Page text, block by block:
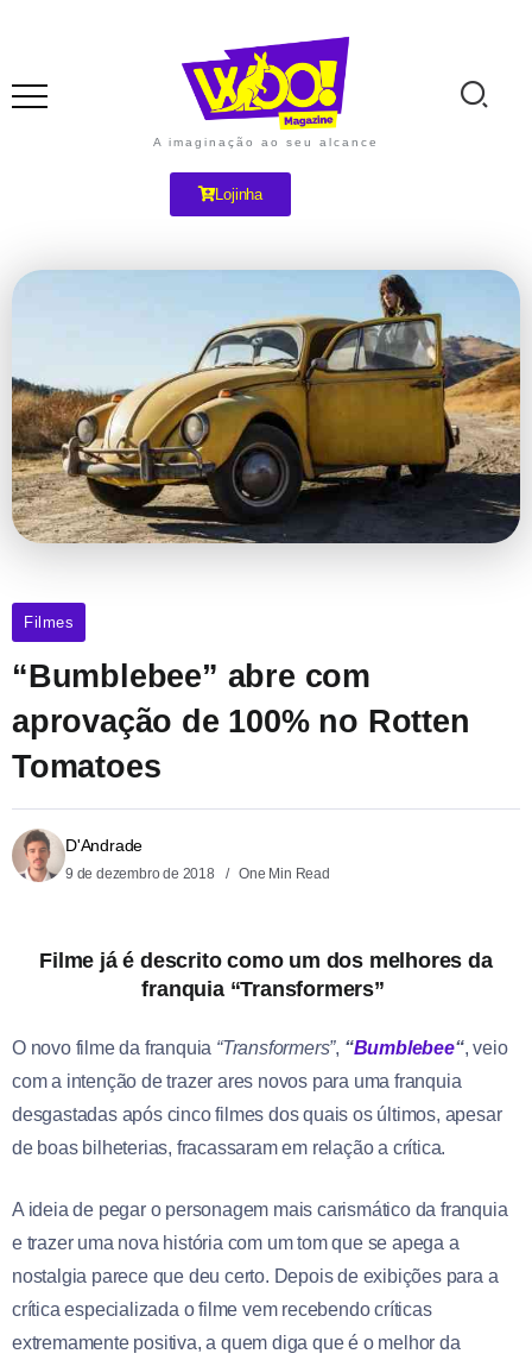
A imaginação ao seu alcance
Lojinha
Filmes
“Bumblebee” abre com
aprovação de 100% no Rotten
Tomatoes
D'Andrade
9 de dezembro de 2018 One Min Read
Filme já é descrito como um dos melhores da
franquia “Transformers”
O novo filme da franquia “Transformers”, “Bumblebee“, veio
com a intenção de trazer ares novos para uma franquia
desgastadas após cinco filmes dos quais os últimos, apesar
de boas bilheterias, fracassaram em relação a crítica.
A ideia de pegar o personagem mais carismático da franquia
e trazer uma nova história com um tom que se apega a
nostalgia parece que deu certo. Depois de exibições para a
crítica especializada o filme vem recebendo críticas
extremamente positiva, a quem diga que é o melhor da